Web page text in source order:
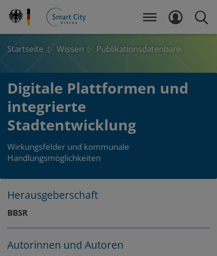
zum
MENÜ LOGIN
Startseite Wissen Publikationsdatenbank
Digitale Plattformen und
integrierte
Stadtentwicklung
Wirkungsfelder und kommunale
Handlungsmöglichkeiten
Seitenbereich
Hauptinhalt
Layout
Herausgeberschaft
BBSR
Autorinnen und Autoren